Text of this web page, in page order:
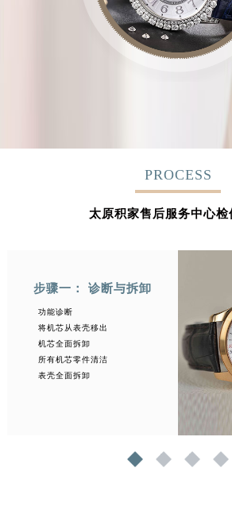
PROCESS
太原积家售后服务中心检
步骤一： 诊断与拆卸
功能诊断
将机芯从表壳移出
机芯全面拆卸
所有机芯零件清洁
表壳全面拆卸
1 2 3 4